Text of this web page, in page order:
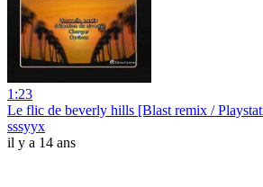
1:23
Le flic de beverly hills [Blast remix /
sssyyx
il y a 14 ans